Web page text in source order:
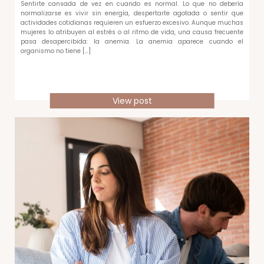
Sentirte cansada de vez en cuando es normal. Lo que no debería
normalizarse es vivir sin energía, despertarte agotada o sentir que
actividades cotidianas requieren un esfuerzo excesivo. Aunque muchas
mujeres lo atribuyen al estrés o al ritmo de vida, una causa frecuente
pasa desapercibida: la anemia. La anemia aparece cuando el
organismo no tiene […]
View post